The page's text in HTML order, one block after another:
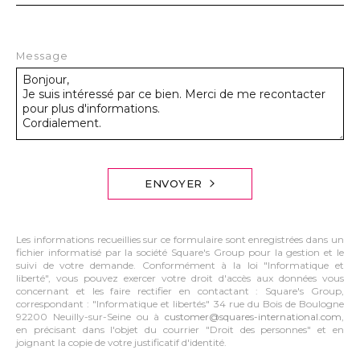
Message
ENVOYER
Les informations recueillies sur ce formulaire sont enregistrées dans un
fichier informatisé par la société Square's Group pour la gestion et le
suivi de votre demande. Conformément à la loi "Informatique et
liberté", vous pouvez exercer votre droit d'accès aux données vous
concernant et les faire rectifier en contactant : Square's Group,
correspondant : "Informatique et libertés" 34 rue du Bois de Boulogne
92200 Neuilly-sur-Seine ou à customer@squares-international.com,
en précisant dans l'objet du courrier "Droit des personnes" et en
joignant la copie de votre justificatif d'identité.